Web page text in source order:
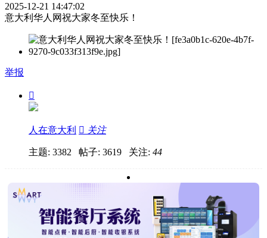
2025-12-21 14:47:02
意大利华人网祝大家冬至快乐！
举报

人在意大利  关注
主题: 3382 帖子: 3619 关注: 44